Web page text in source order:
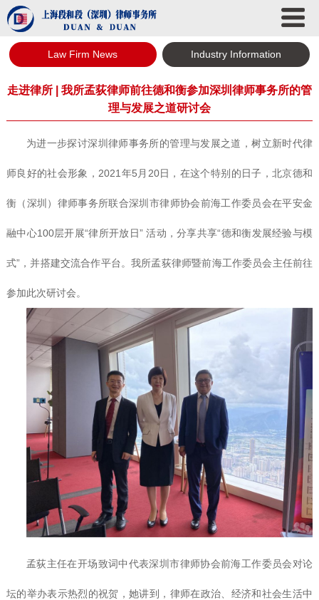
Law Firm News Industry Information
走进律所 | 我所孟荻律师前往德和衡参加深圳律师事务所的管
理与发展之道研讨会
为进一步探讨深圳律师事务所的管理与发展之道，树立新时代律
师良好的社会形象， 2021年5月20日，在这个特别的日子，北京德和
衡（深圳）律师事务所联合深圳市律师协会前海工作委员会在平安金
融中心100层开展“律所开放日” 活动，分享共享“德和衡发展经验与模
式”，并搭建交流合作平台。我所孟荻律师暨前海工作委员会主任前往
参加此次研讨会。
孟荻主任在开场致词中代表深圳市律师协会前海工作委员会对论
坛的举办表示热烈的祝贺，她讲到，律师在政治、经济和社会生活中